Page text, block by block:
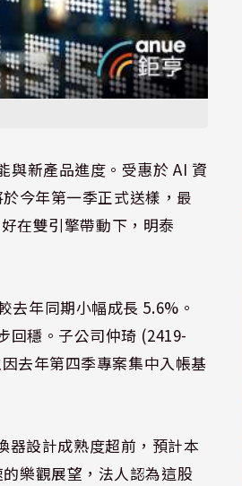
與新產品進度。受惠於 AI 資
今年第一季正式送樣，最
在雙引擎帶動下，明泰
去年同期小幅成長 5.6%。
回穩。子公司仲琦 (2419-
去年第四季專案集中入帳基
器設計成熟度超前，預計本
樂觀展望，法人認為這股